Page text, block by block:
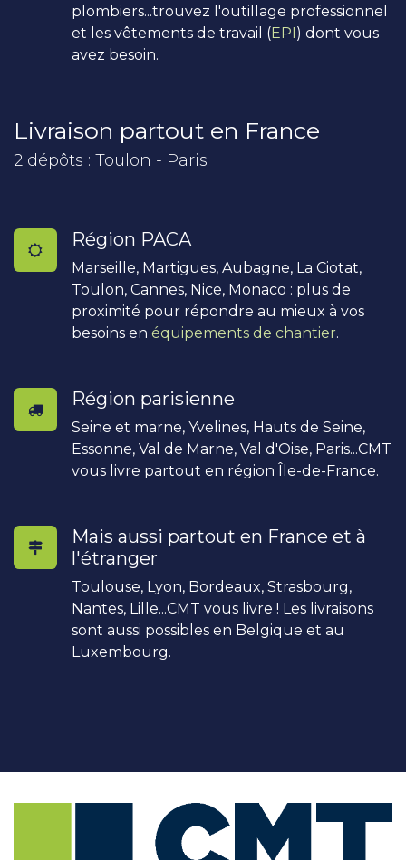
plombiers...trouvez l'outillage professionnel
et les vêtements de travail (EPI ) dont vous
avez besoin.
Livraison partout en France
2 dépôts : Toulon - Paris
Région PACA
Marseille, Martigues, Aubagne, La Ciotat,
Toulon, Cannes, Nice, Monaco : plus de
proximité pour répondre au mieux à vos
besoins en équipements de chantier.
Région parisienne
Seine et marne, Yvelines, Hauts de Seine,
Essonne, Val de Marne, Val d'Oise, Paris...CMT
vous livre partout en région Île-de-France.
Mais aussi partout en France et à
l'étranger
Toulouse, Lyon, Bordeaux, Strasbourg,
Nantes, Lille...CMT vous livre ! Les livraisons
sont aussi possibles en Belgique et au
Luxembourg.